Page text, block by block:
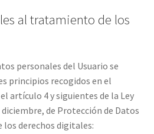
al tratamiento de los
personales del Usuario se
principios recogidos en el
artículo 4 y siguientes de la Ley
diciembre, de Protección de Datos
los derechos digitales: